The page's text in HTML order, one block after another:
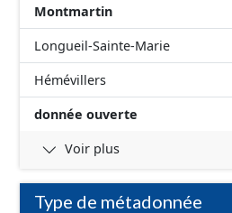
Montmartin
Longueil-Sainte-Marie
Hémévillers
donnée ouverte
Voir plus
Type de métadonnée